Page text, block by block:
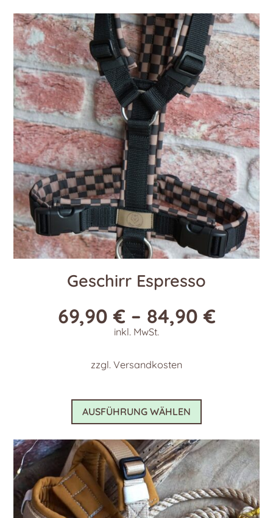
Geschirr Espresso
69,90€ – 84,90€
inkl. MwSt.
zzgl. Versandkosten
AUSFÜHRUNG WÄHLEN
Dieses
weist
mehrere
Varianten
auf.
Die
Optionen